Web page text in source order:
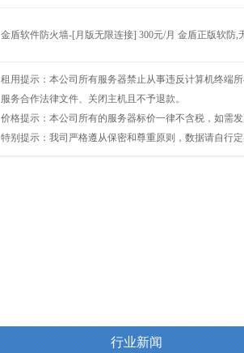
金盾软件防火墙-[月版无限连接] 300元/月 金盾正版软防,
租用提示：本公司所有服务器禁止从事违反计算机终端
服务合作法律文件、关闭主机且不予退款。
价格提示：本公司所有的服务器标价一律不含税，如需发
特别提示：我司严格遵从保密和尊重原则，数据请自行
行业新闻